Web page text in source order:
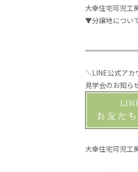
大幸住宅可児工
▼分譲地につい
＼LINE公式アカ
見学会のお知ら
大幸住宅可児工